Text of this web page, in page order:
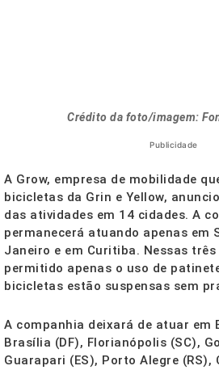
Crédito da foto/imagem:
Publicidade
A Grow, empresa de mobilidade
bicicletas da Grin e Yellow,
das atividades em 14 cidades. A
permanecerá atuando apenas em
Janeiro e em Curitiba. Nessas
permitido apenas o uso de
bicicletas estão suspensas sem
A companhia deixará de atuar em
Brasília (DF), Florianópolis (SC),
Guarapari (ES), Porto Alegre (RS),